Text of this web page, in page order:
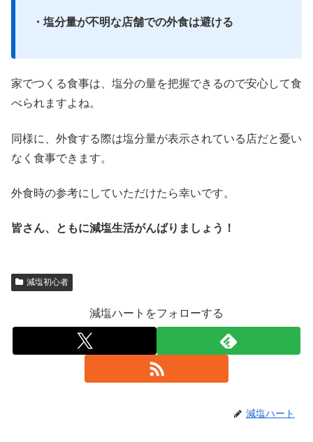
・塩分量が不明な店舗での外食は避ける
家でつくる食事は、塩分の量を把握できるので安心して食
べられますよね。
同様に、外食する際は塩分量が表示されている店だと憂い
なく食事できます。
外食時の参考にしていただけたら幸いです。
皆さん、ともに減塩生活がんばりましょう！
減塩初心者
減塩ハートをフォローする
減塩ハート